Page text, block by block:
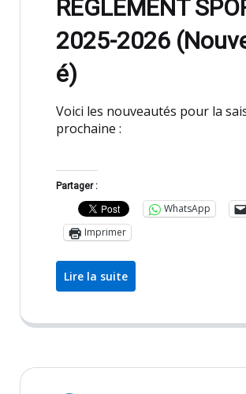
RÈGLEMENT
2025-2026
é)
Voici les nouveautés pour la
prochaine :
Partager :
WhatsApp
Imprimer
Lire la suite